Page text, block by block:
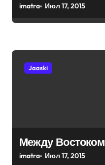
с
м
imatra Июл 17, 2015
Jaaski
Между
imatra Июл 17, 2015